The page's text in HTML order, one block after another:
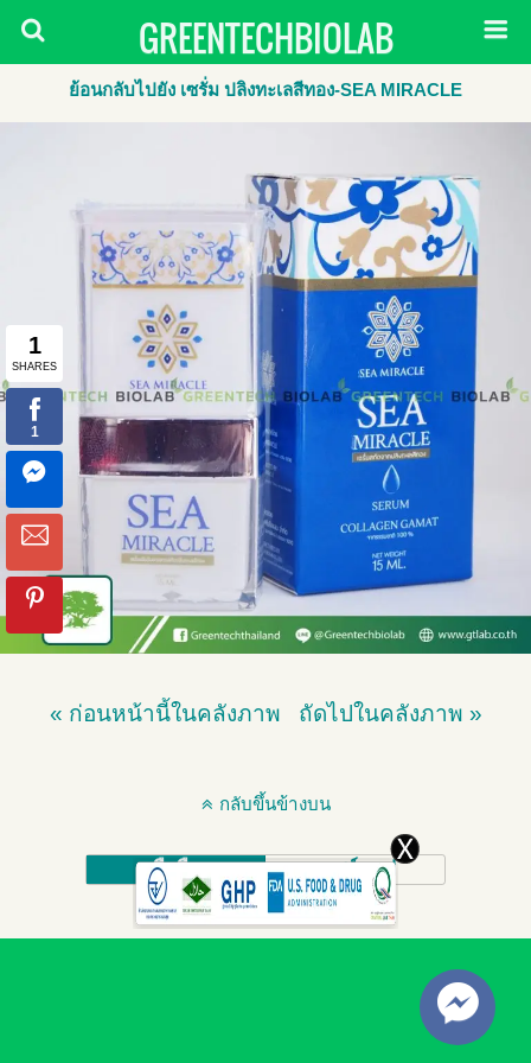
GREENTECHBIOLAB
ย้อนกลับไปยัง เซรั่ม ปลิงทะเลสีทอง-SEA MIRACLE
« ก่อนหน้านี้ในคลังภาพ ถัดไปในคลังภาพ »
กลับขึ้นข้างบน
มือถือ เดสก์ทอป